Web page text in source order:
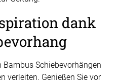
dank
Bambus Schiebevorhängen
verleiten. Genießen Sie vor